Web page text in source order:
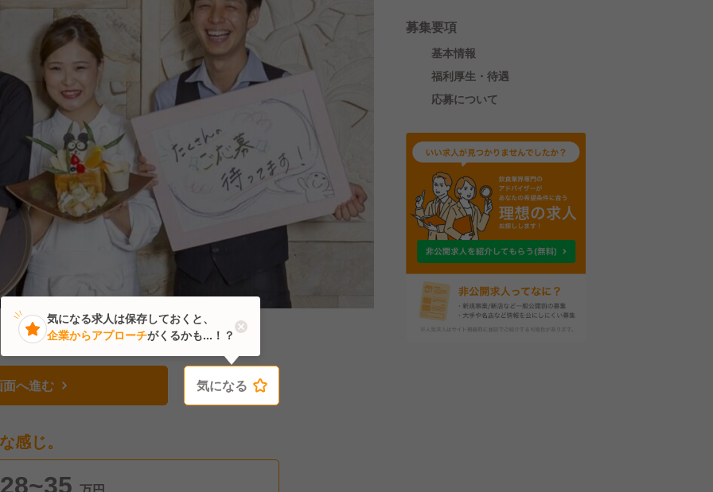
へ進む 気になる
感じ。
28~35
募集要項
基本情報
福利厚生・待遇
応募について
気になる
気になる求人は保存しておくと、
企業からアプローチがくるかも...！？